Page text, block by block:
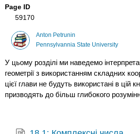
Page ID
59170
Anton Petrunin
Pennsylvannia State University
У цьому розділі ми наведемо
геометрії з використанням складних
цієї глави не будуть використані в цій
призводять до більш глибокого